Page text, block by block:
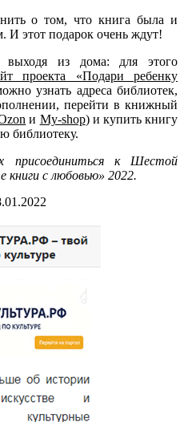
о том, что книга была и
И этот подарок очень ждут!
из дома: для этого
проекта «Подари ребенку
узнать адреса библиотек,
перейти в книжный
и My-shop) и купить книгу
библиотеку.
присоединиться к Шестой
книги с любовью» 2022.